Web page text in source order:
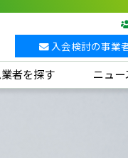
入会検討の事業
者を探す ニュー